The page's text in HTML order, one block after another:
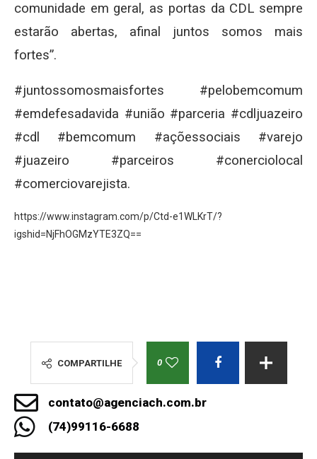
comunidade em geral, as portas da CDL sempre
estarão abertas, afinal juntos somos mais
fortes”.
#juntossomosmaisfortes #pelobemcomum
#emdefesadavida #união #parceria #cdljuazeiro
#cdl #bemcomum #açõessociais #varejo
#juazeiro #parceiros #conerciolocal
#comerciovarejista.
https://www.instagram.com/p/Ctd-e1WLKrT/?
igshid=NjFhOGMzYTE3ZQ==
COMPARTILHE 0
contato@agenciach.com.br
(74)99116-6688